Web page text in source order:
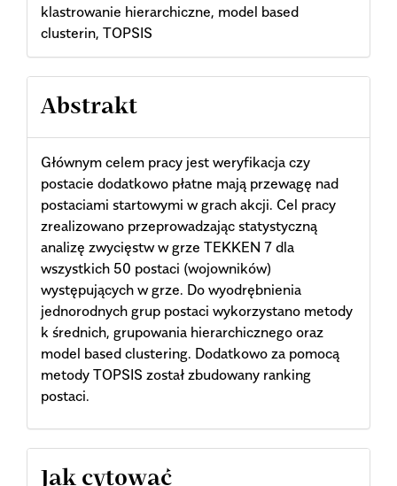
klastrowanie hierarchiczne, model based
clusterin, TOPSIS
Abstrakt
Głównym celem pracy jest weryfikacja czy
postacie dodatkowo płatne mają przewagę nad
postaciami startowymi w grach akcji. Cel pracy
zrealizowano przeprowadzając statystyczną
analizę zwycięstw w grze TEKKEN 7 dla
wszystkich 50 postaci (wojowników)
występujących w grze. Do wyodrębnienia
jednorodnych grup postaci wykorzystano metody
k średnich, grupowania hierarchicznego oraz
model based clustering. Dodatkowo za pomocą
metody TOPSIS został zbudowany ranking
postaci.
Article
Jak cytować